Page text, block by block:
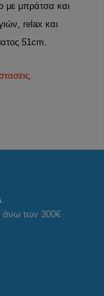
με μπράτσα και
relax και
51cm.
άνω των 300€